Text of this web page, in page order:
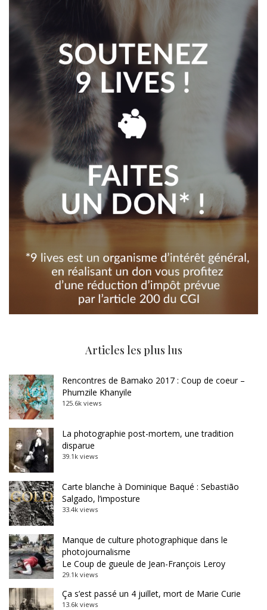
Articles les plus lus
Rencontres de Bamako 2017 : Coup de coeur –
Phumzile Khanyile
125.6k views
La photographie post-mortem, une tradition
disparue
39.1k views
Carte blanche à Dominique Baqué : Sebastião
Salgado, l’imposture
33.4k views
Manque de culture photographique dans le
photojournalisme
Le Coup de gueule de Jean-François Leroy
29.1k views
Ça s’est passé un 4 juillet, mort de Marie Curie
13.6k views